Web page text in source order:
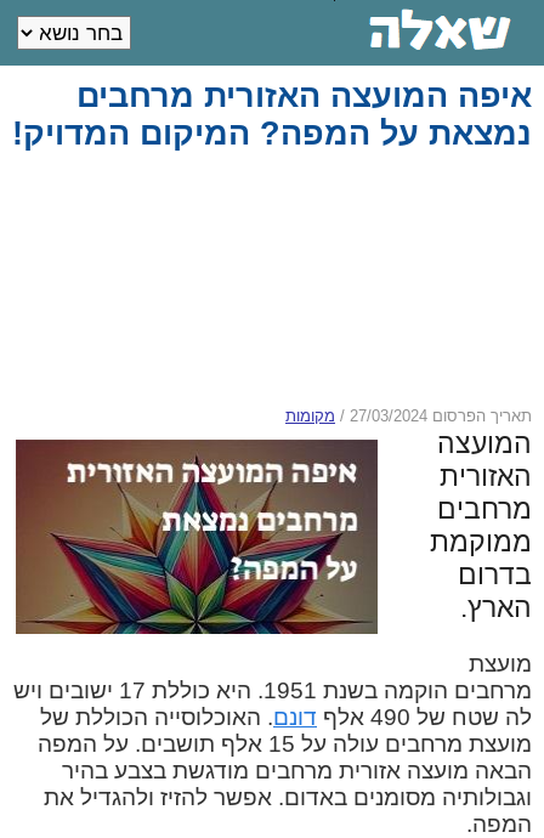
איפה המועצה האזורית מרחבים
נמצאת על המפה? המיקום המדויק!
תאריך הפרסום 27/03/2024 / מקומות
המועצה
האזורית
מרחבים
ממוקמת
בדרום
הארץ.
מועצת
מרחבים הוקמה בשנת 1951. היא כוללת 17 ישובים ויש
לה שטח של 490 אלף
דונם. האוכלוסייה הכוללת של
מועצת מרחבים עולה על 15 אלף תושבים. על המפה
הבאה מועצה אזורית מרחבים מודגשת בצבע בהיר
וגבולותיה מסומנים באדום. אפשר להזיז ולהגדיל את
המפה.